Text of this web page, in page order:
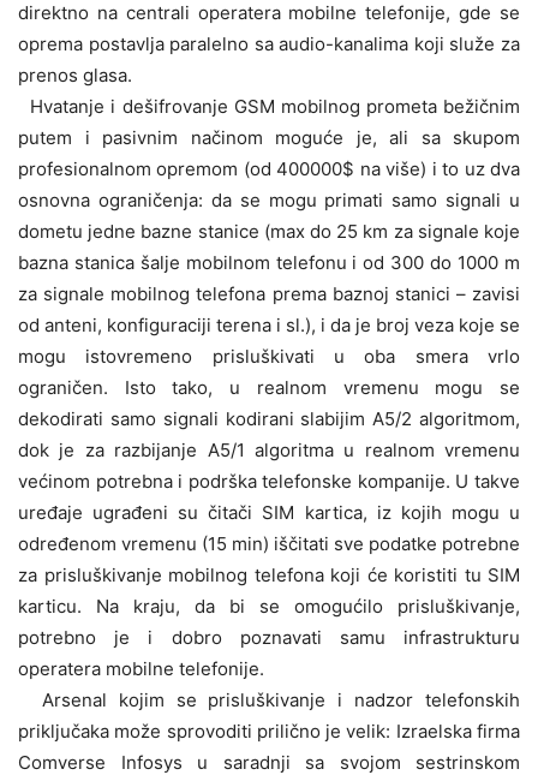
direktno na centrali operatera mobilne telefonije, gde se
oprema postavlja paralelno sa audio-kanalima koji služe za
prenos glasa.
Hvatanje i dešifrovanje GSM mobilnog prometa bežičnim
putem i pasivnim načinom moguće je, ali sa skupom
profesionalnom opremom (od 400000$ na više) i to uz dva
osnovna ograničenja: da se mogu primati samo signali u
dometu jedne bazne stanice (max do 25 km za signale koje
bazna stanica šalje mobilnom telefonu i od 300 do 1000 m
za signale mobilnog telefona prema baznoj stanici – zavisi
od anteni, konfiguraciji terena i sl.), i da je broj veza koje se
mogu istovremeno prisluškivati u oba smera vrlo
ograničen. Isto tako, u realnom vremenu mogu se
dekodirati samo signali kodirani slabijim A5/2 algoritmom,
dok je za razbijanje A5/1 algoritma u realnom vremenu
većinom potrebna i podrška telefonske kompanije. U takve
uređaje ugrađeni su čitači SIM kartica, iz kojih mogu u
određenom vremenu (15 min) iščitati sve podatke potrebne
za prisluškivanje mobilnog telefona koji će koristiti tu SIM
karticu. Na kraju, da bi se omogućilo prisluškivanje,
potrebno je i dobro poznavati samu infrastrukturu
operatera mobilne telefonije.
Arsenal kojim se prisluškivanje i nadzor telefonskih
priključaka može sprovoditi prilično je velik: Izraelska firma
Comverse Infosys u saradnji sa svojom sestrinskom